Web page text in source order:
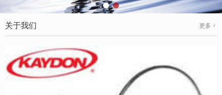
关于我们 更多